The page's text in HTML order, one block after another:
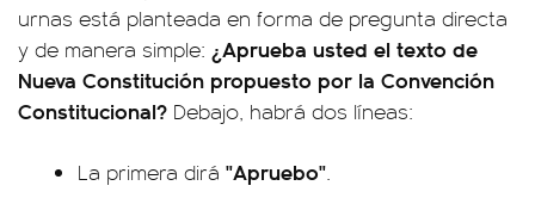
urnas está planteada en forma de pregunta directa
y de manera simple: ¿Aprueba usted el texto de
Nueva Constitución propuesto por la Convención
Constitucional? Debajo, habrá dos líneas:
La primera dirá "Apruebo".